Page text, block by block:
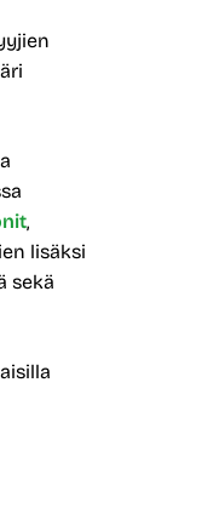
,
lisäksi
sekä